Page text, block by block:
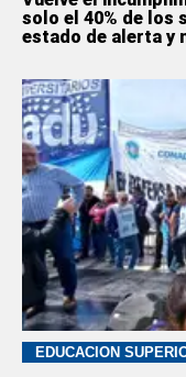
solo el 40% de los
estado de alerta y
EDUCACION